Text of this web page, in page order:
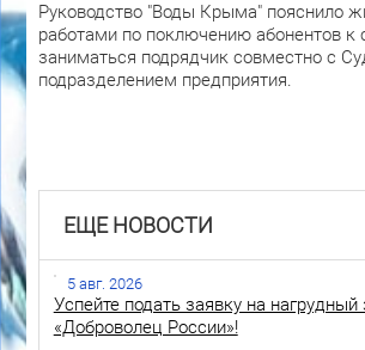
Руководство "Воды Крыма" пояснило
работами по поключению абонентов к
заниматься подрядчик совместно с
подразделением предприятия.
ЕЩЕ НОВОСТИ
5 авг. 2026
Успейте подать заявку на нагрудный
«Доброволец России»!